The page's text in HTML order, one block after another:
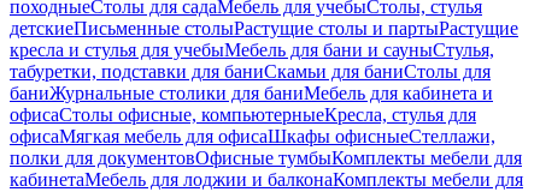
походныеСтолы для садаМебель для учебыСтолы, стулья
детскиеПисьменные столыРастущие столы и партыРастущие
кресла и стулья для учебыМебель для бани и сауныСтулья,
табуретки, подставки для баниСкамьи для баниСтолы для
баниЖурнальные столики для баниМебель для кабинета и
офисаСтолы офисные, компьютерныеКресла, стулья для
офисаМягкая мебель для офисаШкафы офисныеСтеллажи,
полки для документовОфисные тумбыКомплекты мебели для
кабинетаМебель для лоджии и балконаКомплекты мебели для